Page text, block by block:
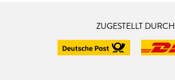
ZUGESTELLT DURCH